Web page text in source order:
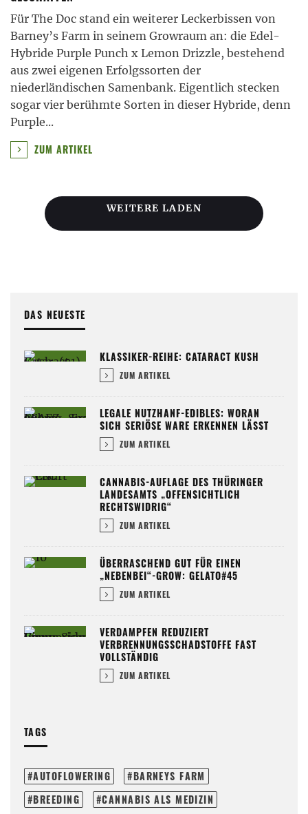
Für The Doc stand ein weiterer Leckerbissen von
Barney’s Farm in seinem Growraum an: die Edel-
Hybride Purple Punch x Lemon Drizzle, bestehend
aus zwei eigenen Erfolgssorten der
niederländischen Samenbank. Eigentlich stecken
sogar vier berühmte Sorten in dieser Hybride, denn
Purple...
ZUM ARTIKEL
WEITERE LADEN
DAS NEUESTE
KLASSIKER-REIHE: CATARACT KUSH
ZUM ARTIKEL
LEGALE NUTZHANF-EDIBLES: WORAN
SICH SERIÖSE WARE ERKENNEN LÄSST
ZUM ARTIKEL
CANNABIS-AUFLAGE DES THÜRINGER
LANDESAMTS „OFFENSICHTLICH
RECHTSWIDRIG“
ZUM ARTIKEL
ÜBERRASCHEND GUT FÜR EINEN
„NEBENBEI“-GROW: GELATO#45
ZUM ARTIKEL
VERDAMPFEN REDUZIERT
VERBRENNUNGSSCHADSTOFFE FAST
VOLLSTÄNDIG
ZUM ARTIKEL
TAGS
AUTOFLOWERING
BARNEYS FARM
BREEDING
CANNABIS ALS MEDIZIN